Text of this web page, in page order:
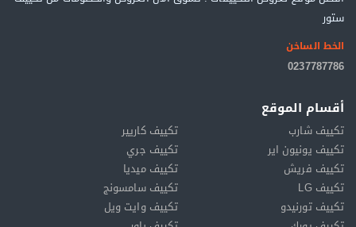
ستور
الخط الساخن
0237787786
أقسام الموقع
تكييف شارب
تكييف كاريير
تكييف يونيون اير
تكييف جري
تكييف فريش
تكييف ميديا
تكييف LG
تكييف سامسونج
تكييف تورنيدو
تكييف وايت ويل